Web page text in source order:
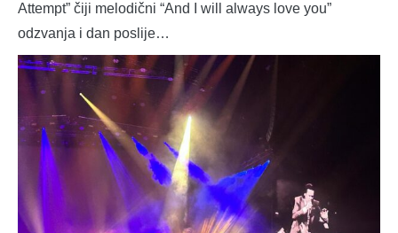
Attempt” čiji melodični “And I will always love you”
odzvanja i dan poslije…